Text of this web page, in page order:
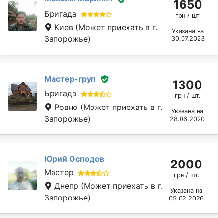
Бригада
Киев (Может приехать в г.
Запорожье)
1650
грн / шт.
Указана на
30.07.2023
Мастер-груп
Бригада
Ровно (Может приехать в г.
Запорожье)
1300
грн / шт.
Указана на
28.06.2020
Юрий Осподов
Мастер
Днепр (Может приехать в г.
Запорожье)
2000
грн / шт.
Указана на
05.02.2026